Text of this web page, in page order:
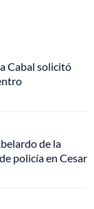
Cabal solicitó
de la
policía en Cesar